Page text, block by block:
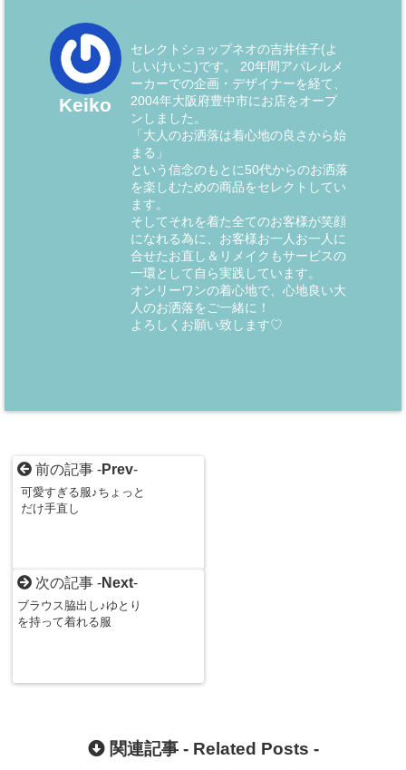
Keiko
セレクトショップネオの吉井佳子(よ
しいけいこ)です。 20年間アパレルメ
ーカーでの企画・デザイナーを経て、
2004年大阪府豊中市にお店をオープ
ンしました。
「大人のお洒落は着心地の良さから始
まる」
という信念のもとに50代からのお洒落
を楽しむための商品をセレクトしてい
ます。
そしてそれを着た全てのお客様が笑顔
になれる為に、お客様お一人お一人に
合せたお直し＆リメイクもサービスの
一環として自ら実践しています。
オンリーワンの着心地で、心地良い大
人のお洒落をご一緒に！
よろしくお願い致します♡
前の記事 -Prev-
可愛すぎる服♪ちょっと
だけ手直し
次の記事 -Next-
ブラウス脇出し♪ゆとり
を持って着れる服
関連記事 - Related Posts -